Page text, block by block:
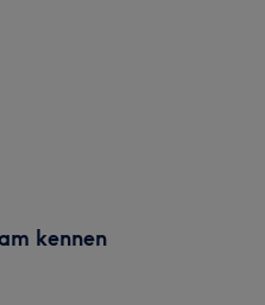
kennen